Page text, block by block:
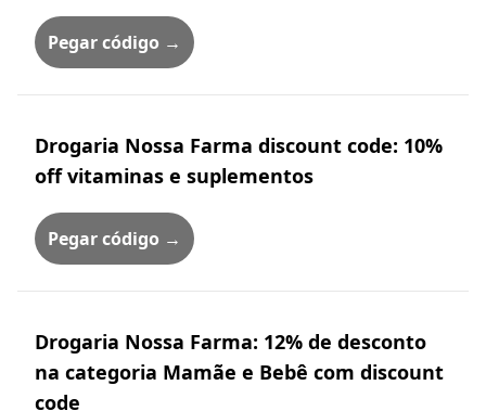
Pegar código →
Drogaria Nossa Farma discount code: 10%
off vitaminas e suplementos
Pegar código →
Drogaria Nossa Farma: 12% de desconto
na categoria Mamãe e Bebê com discount
code